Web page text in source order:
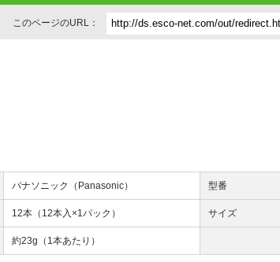
このページのURL：
パナソニック（Panasonic） 型番
12本（12本入×1パック） サイズ
約23g（1本あたり）